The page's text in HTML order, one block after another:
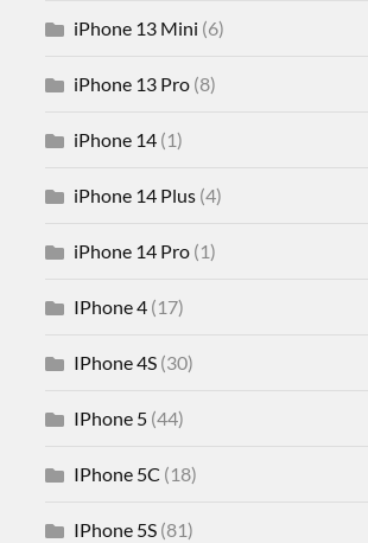
iPhone 13 Mini (6)
iPhone 13 Pro (8)
iPhone 14 (1)
iPhone 14 Plus (4)
iPhone 14 Pro (1)
IPhone 4 (17)
IPhone 4S (30)
IPhone 5 (44)
IPhone 5C (18)
IPhone 5S (81)